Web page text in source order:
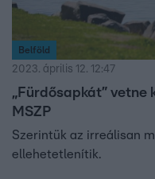
Belföld
2023. április 12. 12:47
„Fürdősapkát” vetne
MSZP
Szerintük az irreálisan
ellehetetlenítik.